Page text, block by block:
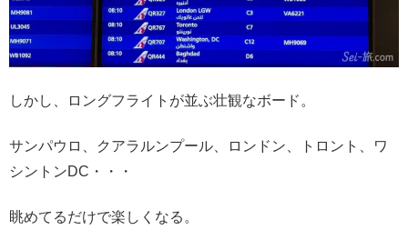
しかし、ロングフライトが並ぶ壮観なボード。
サンパウロ、クアラルンプール、ロンドン、トロント、ワ
シントンDC・・・
眺めてるだけで楽しくなる。